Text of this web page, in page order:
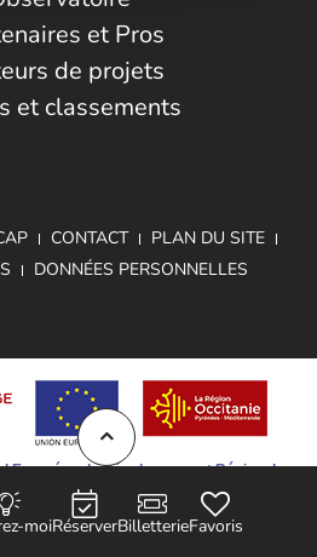
moiRéserverBilletterieFavoris
et Pros
de projets
et classements
CONTACT
PLAN DU SITE
DONNÉES PERSONNELLES
Européen de Développement Régional